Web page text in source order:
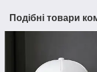
Подібні товари